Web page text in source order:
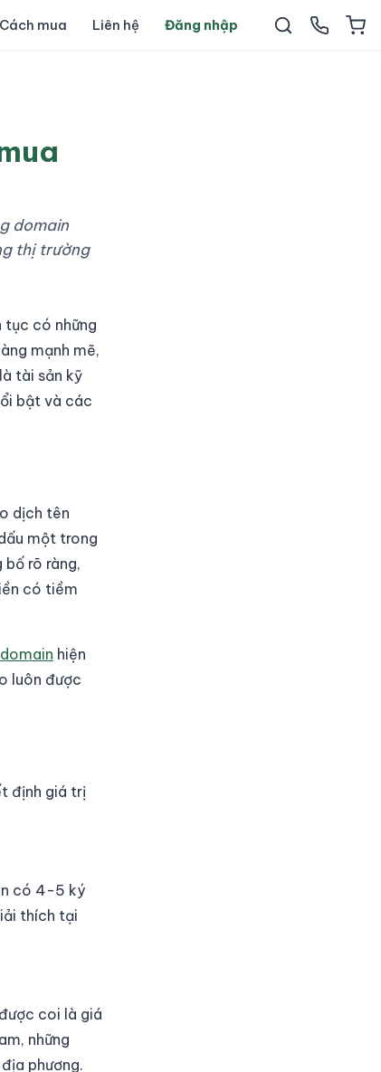
Cách mua Liên hệ Đăng nhập
domain
thị trường
tục có những
mạnh mẽ,
tài sản kỹ
bật và các
dịch tên
một trong
rõ ràng,
có tiềm
hiện
luôn được
định giá trị
có 4-5 ký
thích tại
coi là giá
những
phương.